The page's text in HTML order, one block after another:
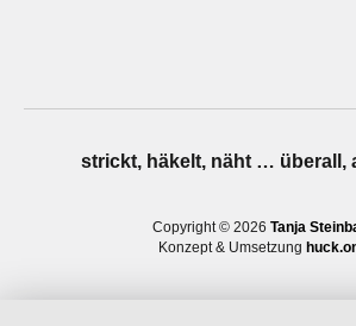
strickt, häkelt, näht … überall,
Copyright © 2026 Tanja
Konzept & Umsetzung